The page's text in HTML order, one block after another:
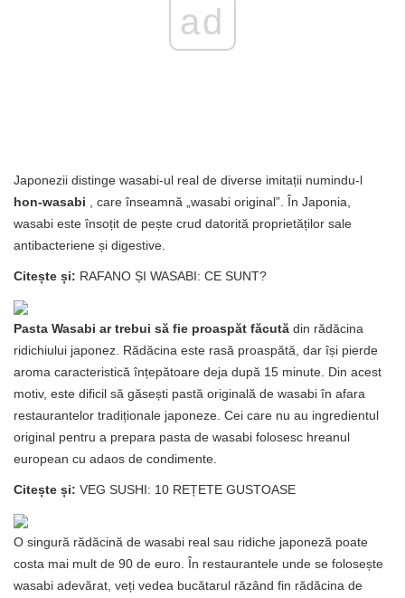
ad
Japonezii distinge wasabi-ul real de diverse imitații numindu-l
hon-wasabi , care înseamnă „wasabi original”. În Japonia,
wasabi este însoțit de pește crud datorită proprietăților sale
antibacteriene și digestive.
Citește și: RAFANO ȘI WASABI: CE SUNT?
Pasta Wasabi ar trebui să fie proaspăt făcută din rădăcina
ridichiului japonez. Rădăcina este rasă proaspătă, dar își pierde
aroma caracteristică înțepătoare deja după 15 minute. Din acest
motiv, este dificil să găsești pastă originală de wasabi în afara
restaurantelor tradiționale japoneze. Cei care nu au ingredientul
original pentru a prepara pasta de wasabi folosesc hreanul
european cu adaos de condimente.
Citește și: VEG SUSHI: 10 REȚETE GUSTOASE
O singură rădăcină de wasabi real sau ridiche japoneză poate
costa mai mult de 90 de euro. În restaurantele unde se folosește
wasabi adevărat, veți vedea bucătarul răzând fin rădăcina de